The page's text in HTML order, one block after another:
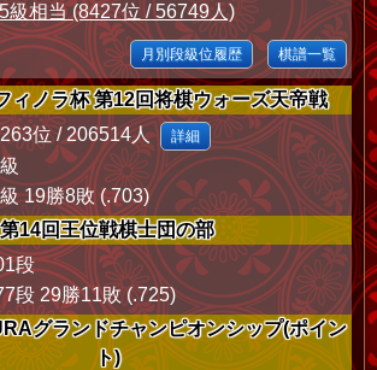
級相当 (8427位 / 56749人)
月別段級位履歴 棋譜一覧
ィノラ杯 第12回将棋ウォーズ天帝戦
位 / 206514人 詳細
19勝8敗 (.703)
第14回王位戦棋士団の部
段
段 29勝11敗 (.725)
グランドチャンピオンシップ(ポイン
ト)